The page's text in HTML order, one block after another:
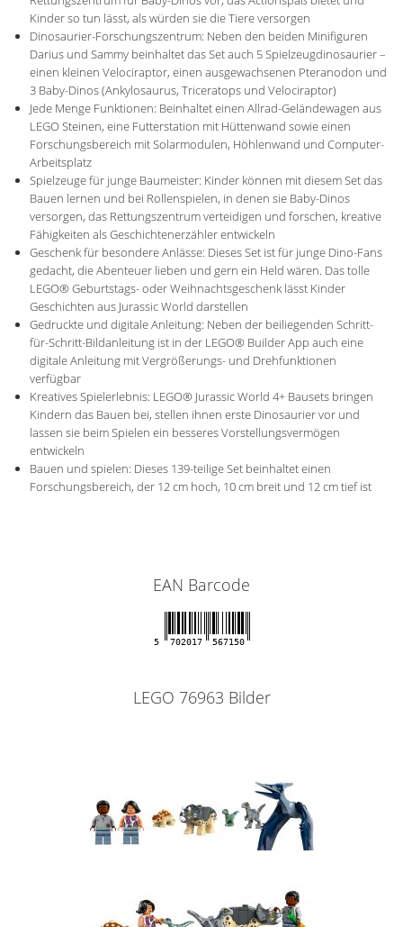
Kinder so tun lässt, als würden sie die Tiere versorgen
Dinosaurier-Forschungszentrum: Neben den beiden Minifiguren
Darius und Sammy beinhaltet das Set auch 5 Spielzeugdinosaurier –
einen kleinen Velociraptor, einen ausgewachsenen Pteranodon und
3 Baby-Dinos (Ankylosaurus, Triceratops und Velociraptor)
Jede Menge Funktionen: Beinhaltet einen Allrad-Geländewagen aus
LEGO Steinen, eine Futterstation mit Hüttenwand sowie einen
Forschungsbereich mit Solarmodulen, Höhlenwand und Computer-
Arbeitsplatz
Spielzeuge für junge Baumeister: Kinder können mit diesem Set das
Bauen lernen und bei Rollenspielen, in denen sie Baby-Dinos
versorgen, das Rettungszentrum verteidigen und forschen, kreative
Fähigkeiten als Geschichtenerzähler entwickeln
Geschenk für besondere Anlässe: Dieses Set ist für junge Dino-Fans
gedacht, die Abenteuer lieben und gern ein Held wären. Das tolle
LEGO® Geburtstags- oder Weihnachtsgeschenk lässt Kinder
Geschichten aus Jurassic World darstellen
Gedruckte und digitale Anleitung: Neben der beiliegenden Schritt-
für-Schritt-Bildanleitung ist in der LEGO® Builder App auch eine
digitale Anleitung mit Vergrößerungs- und Drehfunktionen
verfügbar
Kreatives Spielerlebnis: LEGO® Jurassic World 4+ Bausets bringen
Kindern das Bauen bei, stellen ihnen erste Dinosaurier vor und
lassen sie beim Spielen ein besseres Vorstellungsvermögen
entwickeln
Bauen und spielen: Dieses 139-teilige Set beinhaltet einen
Forschungsbereich, der 12 cm hoch, 10 cm breit und 12 cm tief ist
EAN Barcode
5 702017 567150
LEGO 76963 Bilder